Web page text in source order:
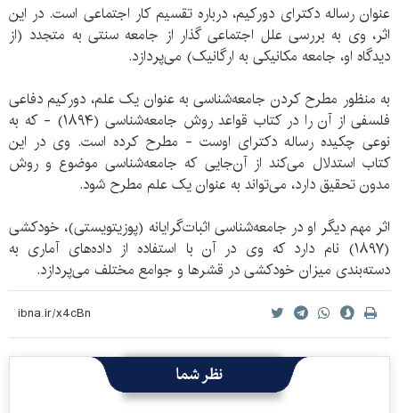
عنوان رساله دکترای دورکیم، درباره تقسیم کار اجتماعی است. در این
اثر، وی به بررسی علل اجتماعی گذار از جامعه سنتی به متجدد (از
دیدگاه او، جامعه مکانیکی به ارگانیک) می‌پردازد.
به منظور مطرح کردن جامعه‌شناسی به عنوان یک علم، دورکیم دفاعی
فلسفی از آن را در کتاب قواعد روش جامعه‌شناسی (۱۸۹۴) - که به
نوعی چکیده رساله دکترای اوست - مطرح کرده‌ است. وی در این
کتاب استدلال می‌کند از آن‌جایی که جامعه‌شناسی موضوع و روش
مدون تحقیق دارد، می‌تواند به عنوان یک علم مطرح شود.
اثر مهم دیگر او در جامعه‌شناسی اثبات‌گرایانه (پوزیتویستی)، خودکشی
(۱۸۹۷) نام دارد که وی در آن با استفاده از داده‌های آماری به
دسته‌بندی میزان خودکشی در قشرها و جوامع مختلف می‌پردازد.
نظر شما